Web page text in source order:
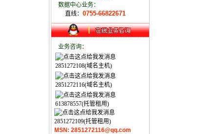
数据中心业务：
直线： 0755-66822671
业务咨询：
2851272108(域名主机)
2851272116(域名主机)
613878557(托管租用)
2851272109(托管租用)
MSN: 2851272116@qq.com